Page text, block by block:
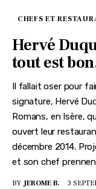
CHEFS ET
Hervé
tout est
Il fallait oser pour
signature, Hervé
Romans, en Isère,
ouvert leur
décembre 2014.
et son chef
BY JEROME B. 3